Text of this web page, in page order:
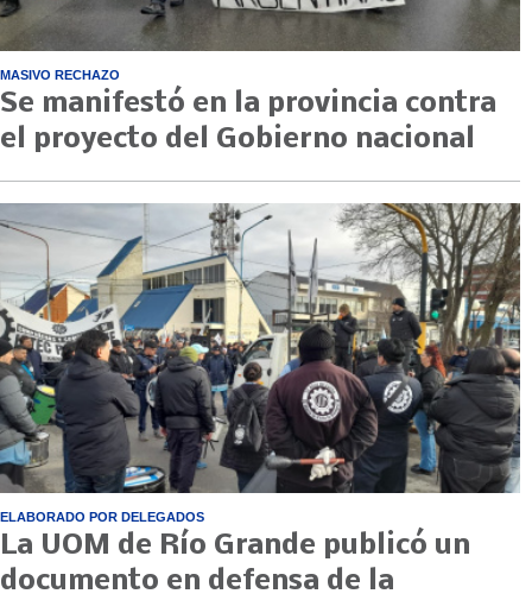
MASIVO RECHAZO
Se manifestó en la provincia contra
el proyecto del Gobierno nacional
ELABORADO POR DELEGADOS
La UOM de Río Grande publicó un
documento en defensa de la